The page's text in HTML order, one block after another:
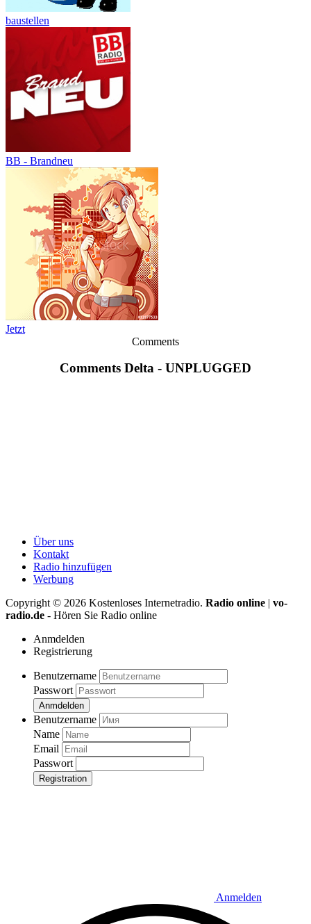
baustellen
BB - Brandneu
Jetzt
Comments
Comments Delta - UNPLUGGED
Über uns
Kontakt
Radio hinzufügen
Werbung
Copyright © 2026 Kostenloses Internetradio. Radio online | vo-
radio.de - Hören Sie Radio online
Anmdelden
Registrierung
Benutzername
Passwort
Anmdelden
Benutzername
Name
Email
Passwort
Registration
Anmelden